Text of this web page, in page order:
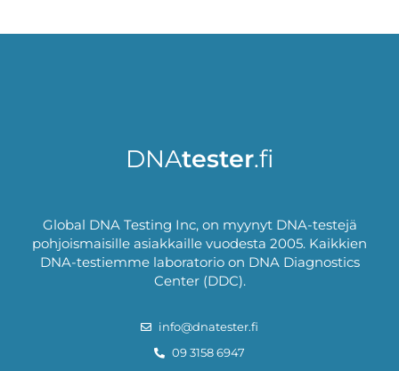
DNAtester.fi
Global DNA Testing Inc, on myynyt DNA-testejä
pohjoismaisille asiakkaille vuodesta 2005. Kaikkien
DNA-testiemme laboratorio on DNA Diagnostics
Center (DDC).
info@dnatester.fi
09 3158 6947